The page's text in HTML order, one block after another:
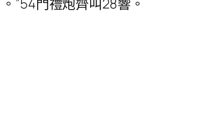
”54門禮炮齊叫28響。